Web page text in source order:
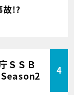
故!?
ＳＳＢ
4